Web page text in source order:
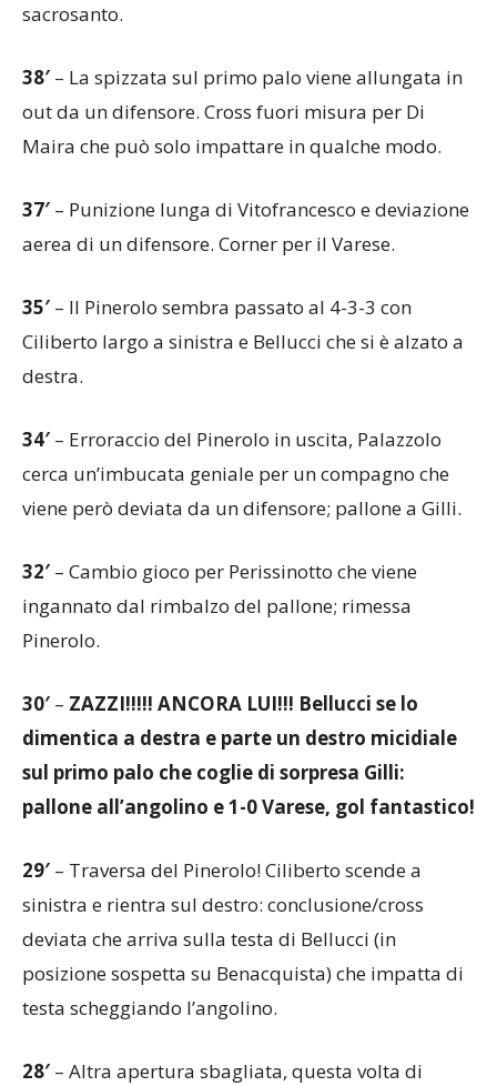
sacrosanto.
38′ – La spizzata sul primo palo viene allungata in
out da un difensore. Cross fuori misura per Di
Maira che può solo impattare in qualche modo.
37′ – Punizione lunga di Vitofrancesco e deviazione
aerea di un difensore. Corner per il Varese.
35′ – Il Pinerolo sembra passato al 4-3-3 con
Ciliberto largo a sinistra e Bellucci che si è alzato a
destra.
34′ – Erroraccio del Pinerolo in uscita, Palazzolo
cerca un’imbucata geniale per un compagno che
viene però deviata da un difensore; pallone a Gilli.
32′ – Cambio gioco per Perissinotto che viene
ingannato dal rimbalzo del pallone; rimessa
Pinerolo.
30′ – ZAZZI!!!!! ANCORA LUI!!! Bellucci se lo
dimentica a destra e parte un destro micidiale
sul primo palo che coglie di sorpresa Gilli:
pallone all’angolino e 1-0 Varese, gol fantastico!
29′ – Traversa del Pinerolo! Ciliberto scende a
sinistra e rientra sul destro: conclusione/cross
deviata che arriva sulla testa di Bellucci (in
posizione sospetta su Benacquista) che impatta di
testa scheggiando l’angolino.
28′ – Altra apertura sbagliata, questa volta di